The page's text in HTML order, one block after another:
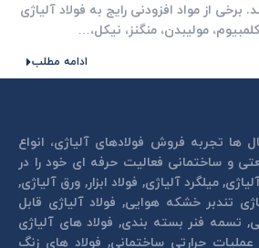
برخی از مواد افزودنی رایج به فولاد آلیاژی
مولیبدن، منگنز، نیکل،…
ادامه مطلب
ها تجربه فروش فولادهای آلیاژی، انواع
و ساختمانی فعالیت حرفه ای خود را در
میلگرد آلیاژی, فولاد ابزار, ورق آلیاژی,
تندبر خشكه هوايی, فولاد آلیاژی قابل
تسمه فنر بسته بندی, فولاد های آلیاژی
حرارتی ساختمانی, فولاد های زنگ